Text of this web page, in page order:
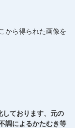
から得られた画像を
しております、元の
調によるかたむき等